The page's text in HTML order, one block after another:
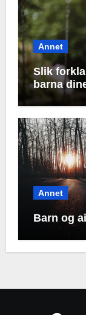
Annet
Slik
barna
Annet
Barn og